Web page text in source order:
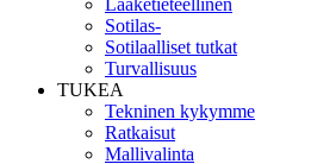
Lääketieteellinen
Sotilas-
Sotilaalliset tutkat
Turvallisuus
TUKEA
Tekninen kykymme
Ratkaisut
Mallivalinta